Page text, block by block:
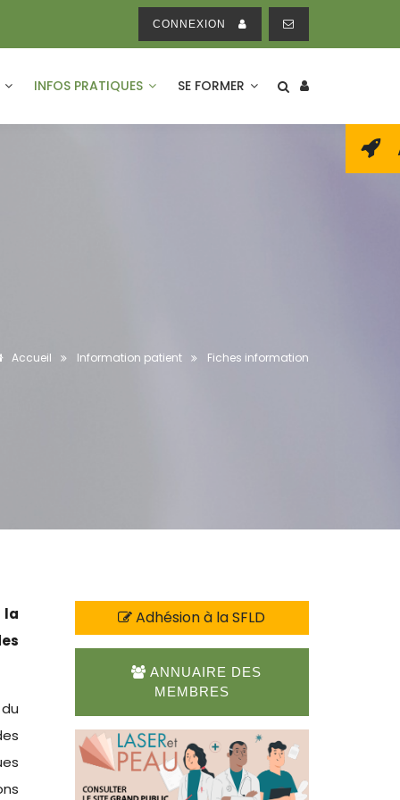
CONNEXION
INFOS PRATIQUES SE FORMER
Accueil Information patient Fiches information
la
Adhésion à la SFLD
ANNUAIRE DES
MEMBRES